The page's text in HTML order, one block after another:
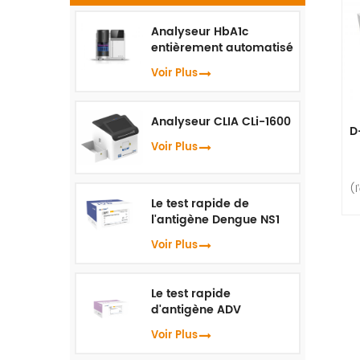
Analyseur HbA1c
entièrement automatisé
HLC-100
Voir Plus
Analyseur CLIA CLi-1600
Voir Plus
Le test rapide de
l'antigène Dengue NS1
Voir Plus
Le test rapide
d'antigène ADV
Voir Plus